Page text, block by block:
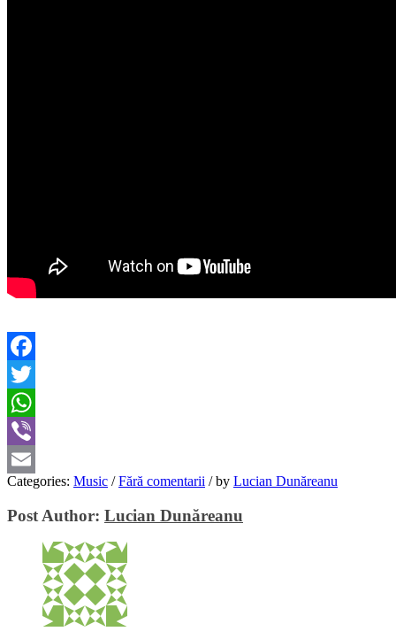
Facebook
Twitter
WhatsApp
Viber
Email
Categories: Music / Fără comentarii /by Lucian Dunăreanu
Post Author: Lucian Dunăreanu